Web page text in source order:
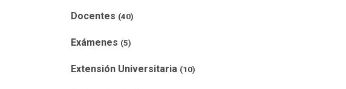
Docentes (40)
Exámenes (5)
Extensión Universitaria (10)